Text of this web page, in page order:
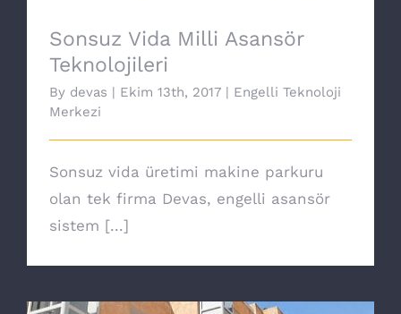
Sonsuz Vida Milli Asansör
Teknolojileri
By devas | Ekim 13th, 2017 | Engelli Teknoloji
Merkezi
Sonsuz vida üretimi makine parkuru
olan tek firma Devas, engelli asansör
sistem [...]